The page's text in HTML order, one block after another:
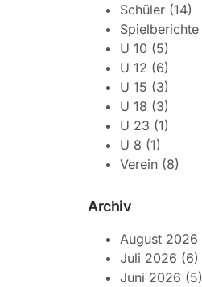
Schüler (14)
Spielberichte
U 10 (5)
U 12 (6)
U 15 (3)
U 18 (3)
U 23 (1)
U 8 (1)
Verein (8)
Archiv
August 2026
Juli 2026 (6)
Juni 2026 (5)